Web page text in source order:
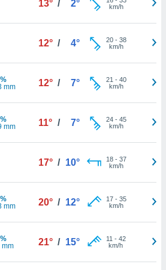
13° / 2°
km/h
12° / 4° 20- 38
km/h
mm
12° / 7° 21 - 40
km/h
mm
11° / 7° 24- 45
km/h
17° / 10° 18- 37
km/h
mm
20° / 12° 17- 35
km/h
mm
21° / 15° 11 - 42
km/h